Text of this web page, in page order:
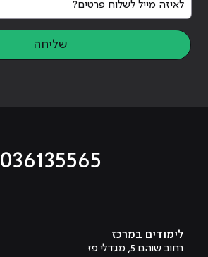
שליחה
036135565
לימודים במרכז
רחוב שוהם 5, מגדלי פז